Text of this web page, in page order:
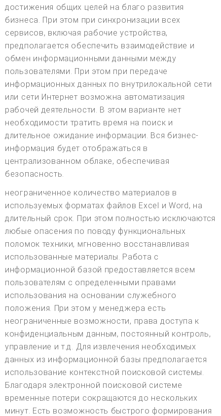
достижения общих целей на благо развития
бизнеса. При этом при синхронизации всех
сервисов, включая рабочие устройства,
предполагается обеспечить взаимодействие и
обмен информационными данными между
пользователями. При этом при передаче
информационных данных по внутрилокальной сети
или сети Интернет возможна автоматизация
рабочей деятельности. В этом варианте нет
необходимости тратить время на поиск и
длительное ожидание информации. Вся бизнес-
информация будет отображаться в
централизованном облаке, обеспечивая
безопасность.
неограниченное количество материалов в
используемых форматах файлов Excel и Word, на
длительный срок. При этом полностью исключаются
любые опасения по поводу функциональных
поломок техники, мгновенно восстанавливая
использованные материалы. Работа с
информационной базой предоставляется всем
пользователям с определенными правами
использования на основании служебного
положения. При этом у менеджера есть
неограниченные возможности, права доступа к
конфиденциальным данным, постоянный контроль,
управление и т.д. Для извлечения необходимых
данных из информационной базы предполагается
использование контекстной поисковой системы.
Благодаря электронной поисковой системе
временные потери сокращаются до нескольких
минут. Есть возможность быстрого формирования